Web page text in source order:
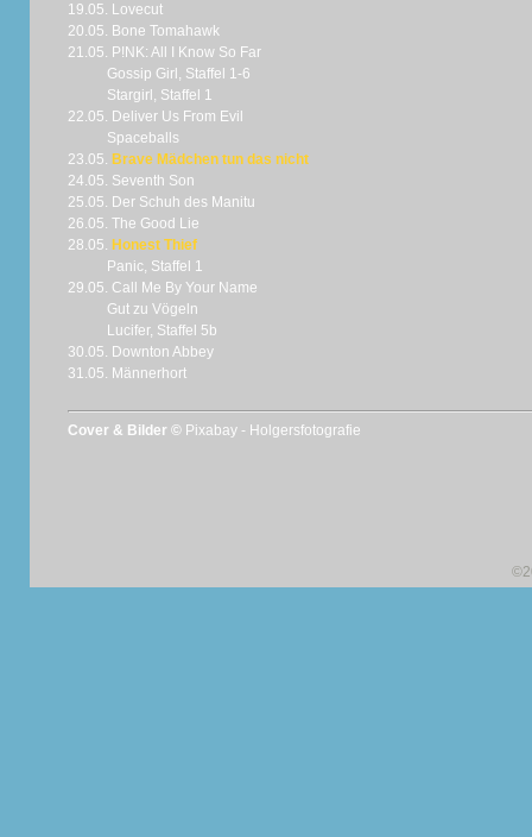
19.05. Lovecut
20.05. Bone Tomahawk
21.05. P!NK: All I Know So Far
Gossip Girl, Staffel 1-6
Stargirl, Staffel 1
22.05. Deliver Us From Evil
Spaceballs
23.05. Brave Mädchen tun das nicht
24.05. Seventh Son
25.05. Der Schuh des Manitu
26.05. The Good Lie
28.05. Honest Thief
Panic, Staffel 1
29.05. Call Me By Your Name
Gut zu Vögeln
Lucifer, Staffel 5b
30.05. Downton Abbey
31.05. Männerhort
Cover & Bilder © Pixabay - Holgersfotografie